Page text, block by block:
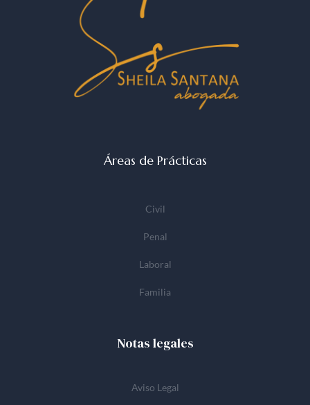
Áreas de Prácticas
Civil
Penal
Laboral
Familia
Notas legales
Aviso Legal